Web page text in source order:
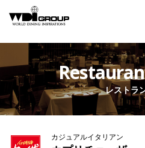
About
WDI STANDARD
私たちが大切にするもの
Company
企業概要
レストラ
カジュアルイタリアン